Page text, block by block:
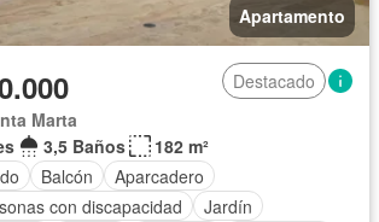
Apartamento
Destacado
Marta
3,5 Baños
182 m²
Balcón
Aparcadero
con discapacidad
Jardín